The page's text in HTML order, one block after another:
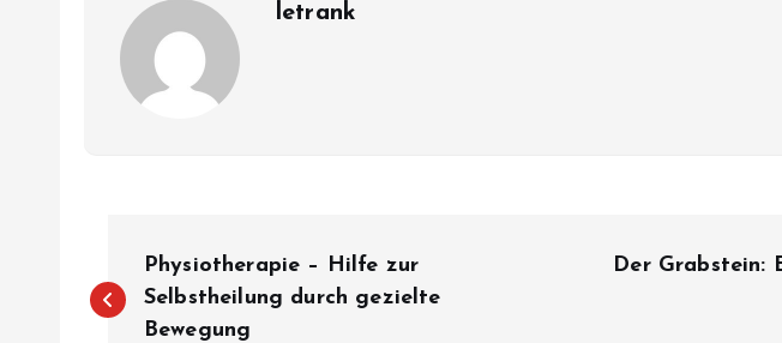
letrank
o
Physiotherapie – Hilfe zur
Selbstheilung durch gezielte
Bewegung
Der Grabstein: